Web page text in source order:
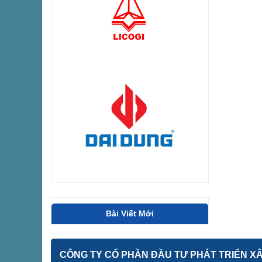
Bài Viết Mới
CÔNG TY CỔ PHẦN ĐẦU TƯ PHÁT TRIỂN